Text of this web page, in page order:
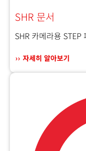
SHR 문서
SHR 카메라용
자세히 알아보기